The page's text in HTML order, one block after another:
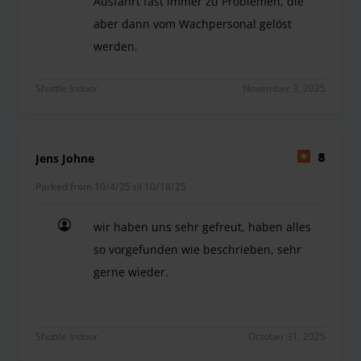
aber dann vom Wachpersonal gelöst
werden.
Shuttle Indoor November 3, 2025
Jens Johne 8
Parked from 10/4/25 til 10/18/25
wir haben uns sehr gefreut, haben alles
so vorgefunden wie beschrieben, sehr
gerne wieder.
Shuttle Indoor October 31, 2025